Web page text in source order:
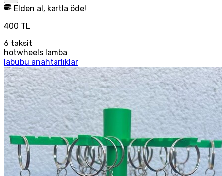
Elden al, kartla öde!
400 TL
6 taksit
hotwheels lamba
labubu anahtarlıklar